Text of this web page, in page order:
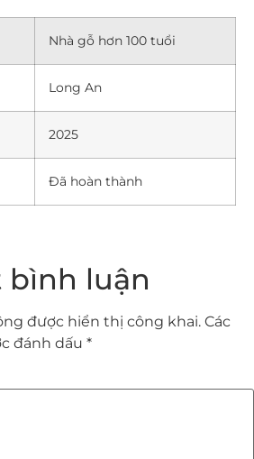
Nhà gỗ hơn 100 tuổi
Long An
2025
Đã hoàn thành
luận
được hiển thị công khai. Các
đánh dấu *